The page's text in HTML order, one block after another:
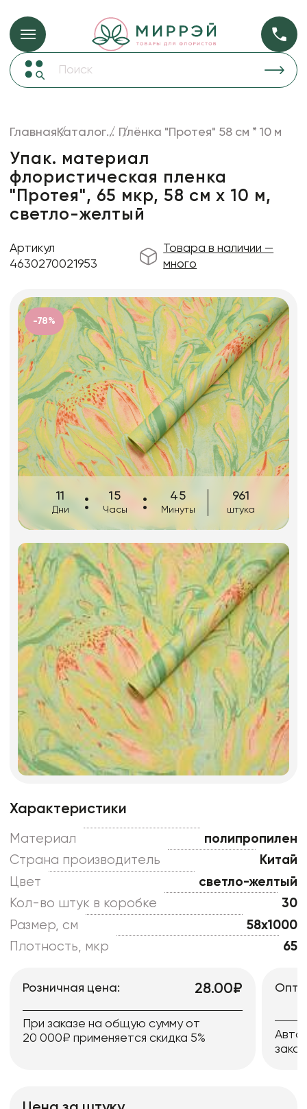
Упаковка для цветов и подарков Упаковка для
прозрачная
Сухоцветы
Лента
Пакеты для цветов и подарков
Искусственные цветы и растения
Декоративные вазы, кашпо
Фоамиран
Свечи
Игрушки мягкие
ГлавнаяКаталог... Плёнка "Протея" 58 см * 10 м
Упак. материал
флористическая пленка
"Протея", 65 мкр, 58 см х 10 м,
светло-желтый
Артикул
4630270021953
Товара в наличии —
много
-78%
11
Дни
15
Часы
45
Минуты
961
штука
Характеристики
Материал
полипропилен
Страна производитель
Китай
Цвет
светло-желтый
Кол-во штук в коробке
30
Размер, см
58x1000
Плотность, мкр
65
Розничная цена: 28.00₽
При заказе на общую сумму от
20 000₽ применяется скидка 5%